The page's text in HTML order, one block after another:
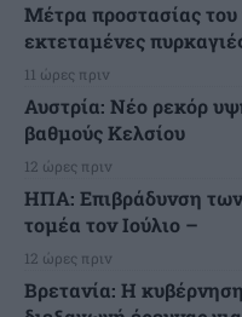
Μέτρα προστασίας
εκτεταμένες
11 ώρες πριν
Αυστρία: Νέο ρεκόρ
βαθμούς Κελσίου
12 ώρες πριν
ΗΠΑ: Επιβράδυνση
τομέα τον Ιούλιο –
12 ώρες πριν
Βρετανία: Η